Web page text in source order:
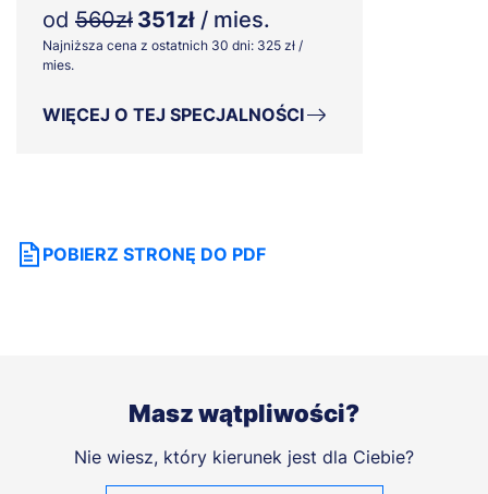
od 560zł 351zł / mies.
Najniższa cena z ostatnich 30 dni: 325 zł /
mies.
WIĘCEJ O TEJ SPECJALNOŚCI
POBIERZ STRONĘ DO PDF
Masz wątpliwości?
Nie wiesz, który kierunek jest dla Ciebie?